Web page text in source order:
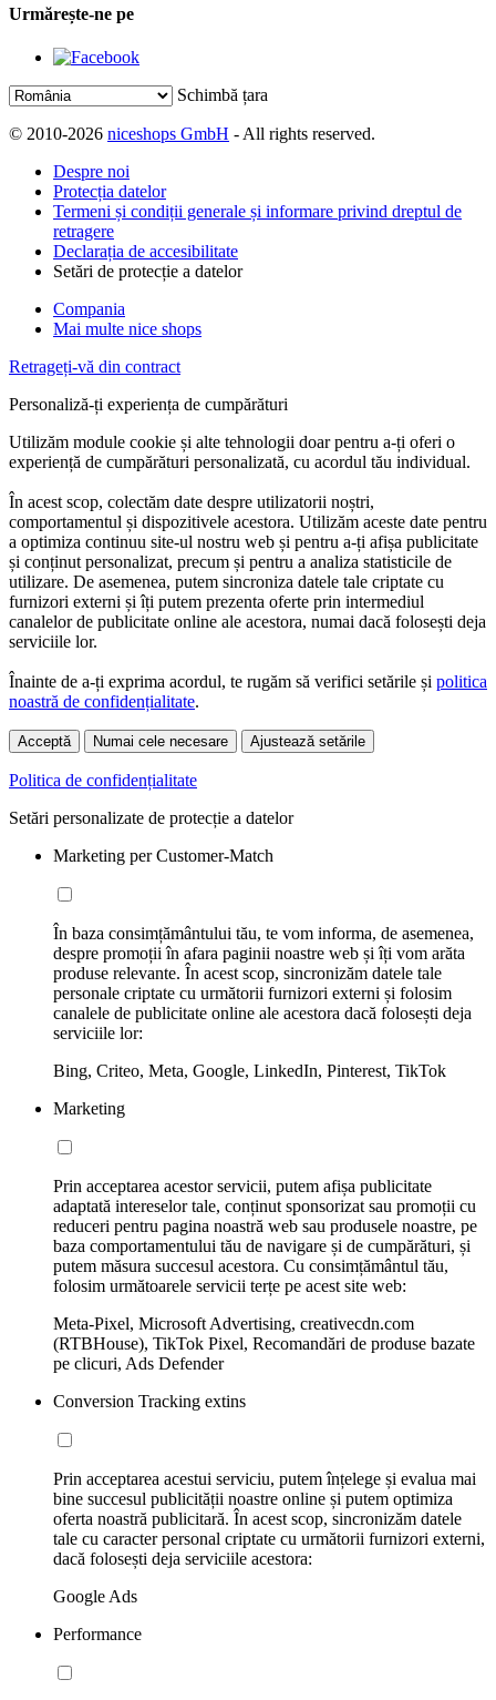
Urmărește-ne pe
Schimbă țara
© 2010-2026 niceshops GmbH - All rights reserved.
Despre noi
Protecția datelor
Termeni și condiții generale și informare privind dreptul de
retragere
Declarația de accesibilitate
Setări de protecție a datelor
Compania
Mai multe nice shops
Retrageți-vă din contract
Personaliză-ți experiența de cumpărături
Utilizăm module cookie și alte tehnologii doar pentru a-ți oferi o
experiență de cumpărături personalizată, cu acordul tău individual.
În acest scop, colectăm date despre utilizatorii noștri,
comportamentul și dispozitivele acestora. Utilizăm aceste date pentru
a optimiza continuu site-ul nostru web și pentru a-ți afișa publicitate
și conținut personalizat, precum și pentru a analiza statisticile de
utilizare. De asemenea, putem sincroniza datele tale criptate cu
furnizori externi și îți putem prezenta oferte prin intermediul
canalelor de publicitate online ale acestora, numai dacă folosești deja
serviciile lor.
Înainte de a-ți exprima acordul, te rugăm să verifici setările și politica
noastră de confidențialitate.
Acceptă Numai cele necesare Ajustează setările
Politica de confidențialitate
Setări personalizate de protecție a datelor
Marketing per Customer-Match
În baza consimțământului tău, te vom informa, de asemenea,
despre promoții în afara paginii noastre web și îți vom arăta
produse relevante. În acest scop, sincronizăm datele tale
personale criptate cu următorii furnizori externi și folosim
canalele de publicitate online ale acestora dacă folosești deja
serviciile lor:
Bing, Criteo, Meta, Google, LinkedIn, Pinterest, TikTok
Marketing
Prin acceptarea acestor servicii, putem afișa publicitate
adaptată intereselor tale, conținut sponsorizat sau promoții cu
reduceri pentru pagina noastră web sau produsele noastre, pe
baza comportamentului tău de navigare și de cumpărături, și
putem măsura succesul acestora. Cu consimțământul tău,
folosim următoarele servicii terțe pe acest site web:
Meta-Pixel, Microsoft Advertising, creativecdn.com
(RTBHouse), TikTok Pixel, Recomandări de produse bazate
pe clicuri, Ads Defender
Conversion Tracking extins
Prin acceptarea acestui serviciu, putem înțelege și evalua mai
bine succesul publicității noastre online și putem optimiza
oferta noastră publicitară. În acest scop, sincronizăm datele
tale cu caracter personal criptate cu următorii furnizori externi,
dacă folosești deja serviciile acestora:
Google Ads
Performance